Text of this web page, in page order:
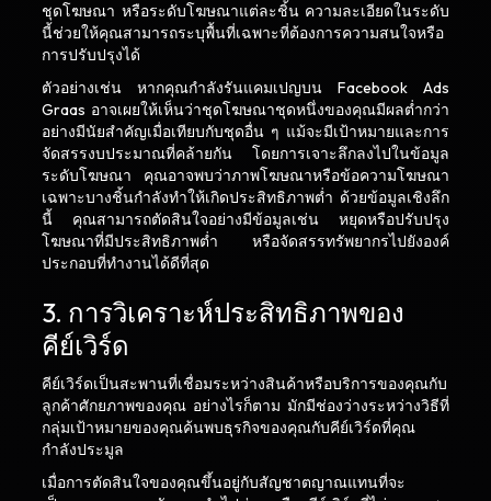
ชุดโฆษณา หรือระดับโฆษณาแต่ละชิ้น ความละเอียดในระดับ
นี้ช่วยให้คุณสามารถระบุพื้นที่เฉพาะที่ต้องการความสนใจหรือ
การปรับปรุงได้
ตัวอย่างเช่น หากคุณกำลังรันแคมเปญบน Facebook Ads
Graas อาจเผยให้เห็นว่าชุดโฆษณาชุดหนึ่งของคุณมีผลต่ำกว่า
อย่างมีนัยสำคัญเมื่อเทียบกับชุดอื่น ๆ แม้จะมีเป้าหมายและการ
จัดสรรงบประมาณที่คล้ายกัน โดยการเจาะลึกลงไปในข้อมูล
ระดับโฆษณา คุณอาจพบว่าภาพโฆษณาหรือข้อความโฆษณา
เฉพาะบางชิ้นกำลังทำให้เกิดประสิทธิภาพต่ำ ด้วยข้อมูลเชิงลึก
นี้ คุณสามารถตัดสินใจอย่างมีข้อมูลเช่น หยุดหรือปรับปรุง
โฆษณาที่มีประสิทธิภาพต่ำ หรือจัดสรรทรัพยากรไปยังองค์
ประกอบที่ทำงานได้ดีที่สุด
3. การวิเคราะห์ประสิทธิภาพของ
คีย์เวิร์ด
คีย์เวิร์ดเป็นสะพานที่เชื่อมระหว่างสินค้าหรือบริการของคุณกับ
ลูกค้าศักยภาพของคุณ อย่างไรก็ตาม มักมีช่องว่างระหว่างวิธีที่
กลุ่มเป้าหมายของคุณค้นพบธุรกิจของคุณกับคีย์เวิร์ดที่คุณ
กำลังประมูล
เมื่อการตัดสินใจของคุณขึ้นอยู่กับสัญชาตญาณแทนที่จะ